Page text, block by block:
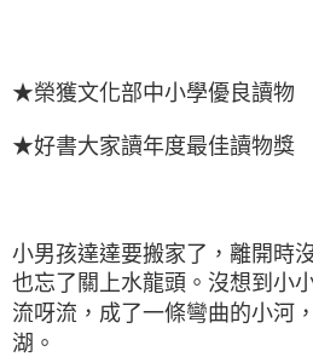
★榮獲文化部中小學優良讀物
★好書大家讀年度最佳讀物獎
小男孩達達要搬家了，離開時
也忘了關上水龍頭。沒想到小
流呀流，成了一條彎曲的小河
湖。